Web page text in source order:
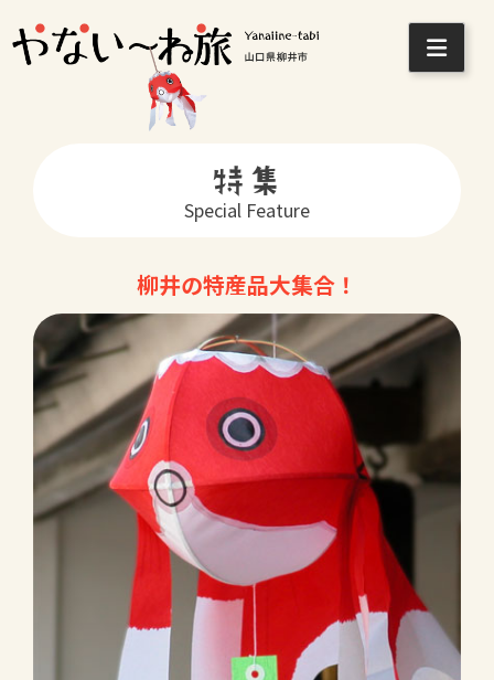
特集
Special Feature
柳井の特産品大集合！